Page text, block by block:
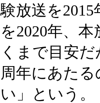
験放送を
を2020年、
くまで目安
周年にあた
い」という。